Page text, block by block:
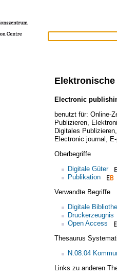
Electronic
benutzt für: Online-
Publizieren,
Digitales Publizieren
Electronic journal
Oberbegriffe
Digitale Güter
Publikation
Verwandte Begriffe
Digitale
Druckerzeugnis
Open Access
Thesaurus
N.08.04
Links zu anderen